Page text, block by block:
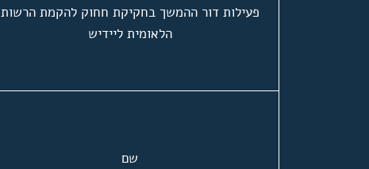
פעילות דור ההמשך בחקיקת חחוק להקמת הרשות
הלאומית ליידיש
שם